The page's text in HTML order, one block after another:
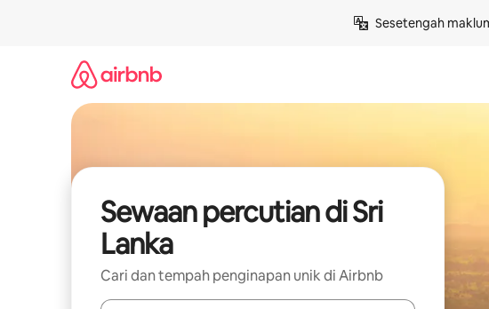
Sesetengah
Sewaan percutian di Sri
Lanka
Cari dan tempah penginapan unik di Airbnb